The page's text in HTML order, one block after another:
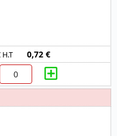
H.T 0,72 €